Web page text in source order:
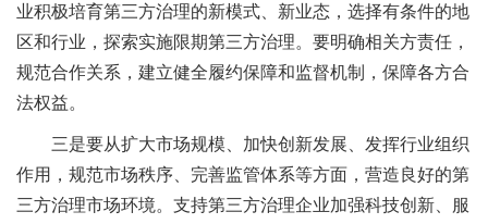
业积极培育第三方治理的新模式、新业态，选择有条件的地
区和行业，探索实施限期第三方治理。要明确相关方责任，
规范合作关系，建立健全履约保障和监督机制，保障各方合
法权益。
三是要从扩大市场规模、加快创新发展、发挥行业组织
作用，规范市场秩序、完善监管体系等方面，营造良好的第
三方治理市场环境。支持第三方治理企业加强科技创新、服